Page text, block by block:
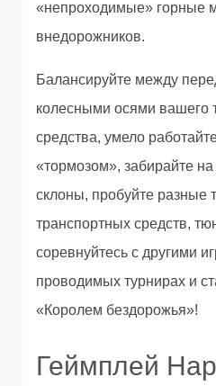
«непроходимые» горные
внедорожников.
Балансируйте между
колесными осями вашего
средства, умело
«тормозом», забирайте
склоны, пробуйте разные
транспортных средств,
соревнуйтесь с другими
проводимых турнирах и
«Королем бездорожья»!
Геймплей